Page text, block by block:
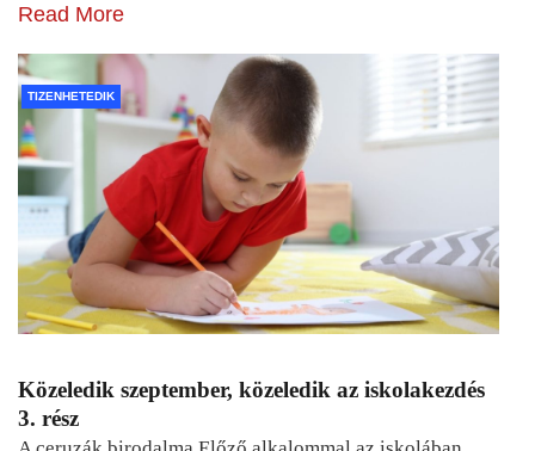
Read More
TIZENHETEDIK
Közeledik szeptember, közeledik az iskolakezdés
3. rész